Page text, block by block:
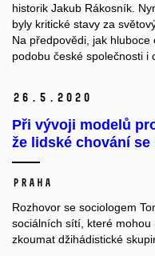
historik Jakub Rákosník.
byly kritické stavy za
Na předpovědi, jak
podobu české společnosti i
26. 5. 2020
Při vývoji modelů
že lidské chování
Praha
Rozhovor se sociologem
sociálních sítí, které mohou
zkoumat džihádistické